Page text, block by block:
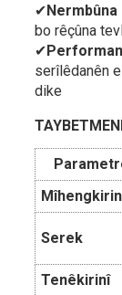
✔
bo rêçûna
✔
serîlêdanên
dike
Mîhengkirin
Serek
Tenêkirinî